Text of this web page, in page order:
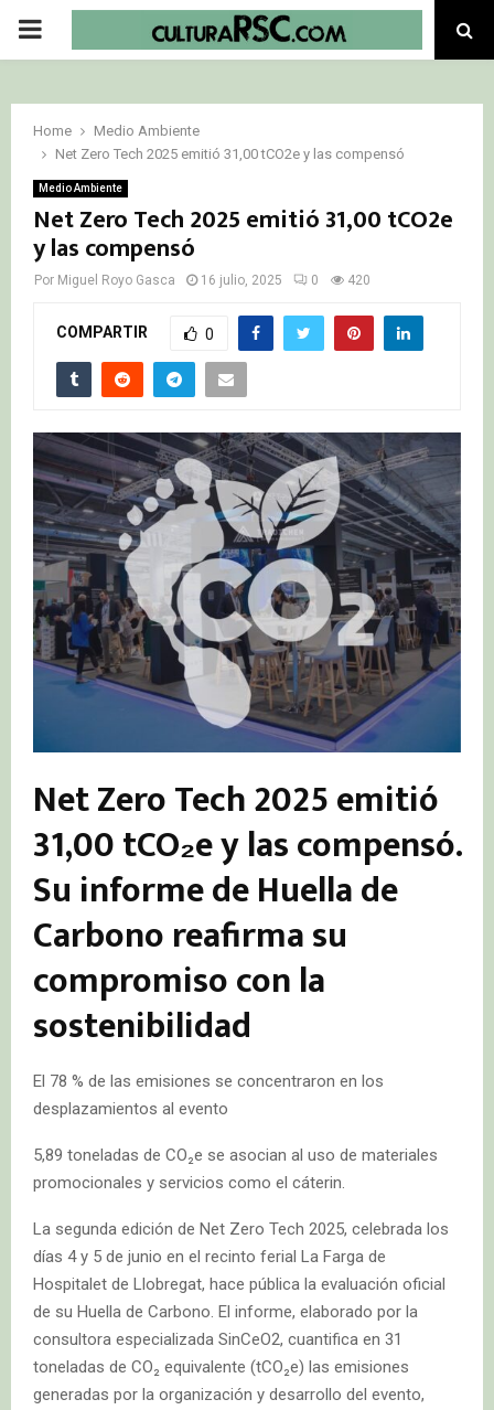
PRIMARY
Home
Medio Ambiente
Net Zero Tech 2025 emitió 31,00 tCO2e y las compensó
Medio Ambiente
Net Zero Tech 2025 emitió 31,00 tCO2e
y las compensó
Por Miguel Royo Gasca 16 julio, 2025 0 420
COMPARTIR 0
Net Zero Tech 2025 emitió
31,00 tCO₂e y las compensó.
Su informe de Huella de
Carbono reafirma su
compromiso con la
sostenibilidad
El 78 % de las emisiones se concentraron en los
desplazamientos al evento
5,89 toneladas de CO₂e se asocian al uso de materiales
promocionales y servicios como el cáterin.
La segunda edición de Net Zero Tech 2025, celebrada los
días 4 y 5 de junio en el recinto ferial La Farga de
Hospitalet de Llobregat, hace pública la evaluación oficial
de su Huella de Carbono. El informe, elaborado por la
consultora especializada SinCeO2, cuantifica en 31
toneladas de CO₂ equivalente (tCO₂e) las emisiones
generadas por la organización y desarrollo del evento,